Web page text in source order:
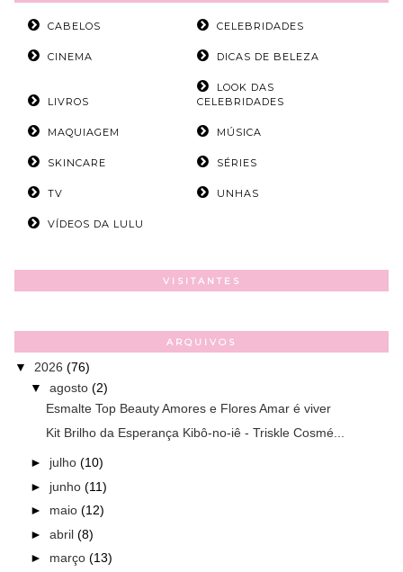
CABELOS CELEBRIDADES
CINEMA DICAS DE BELEZA
LIVROS
LOOK DAS
CELEBRIDADES
MAQUIAGEM MÚSICA
SKINCARE SÉRIES
TV UNHAS
VÍDEOS DA LULU
VISITANTES
ARQUIVOS
▼ 2026 (76)
▼ agosto (2)
Esmalte Top Beauty Amores e Flores Amar é viver
Kit Brilho da Esperança Kibô-no-iê - Triskle Cosmé...
► julho (10)
► junho (11)
► maio (12)
► abril (8)
► março (13)